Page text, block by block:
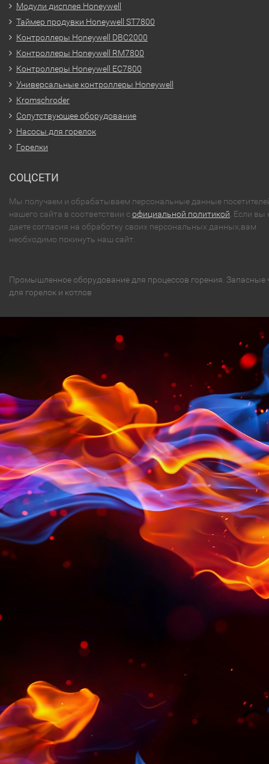
Модули дисплея Honeywell
Таймер продувки Honeywell ST7800
Контроллеры Honeywell DBC2000
Контроллеры Honeywell RM7800
Контроллеры Honeywell EC7800
Универсальные контроллеры Honeywell
Kromschroder
Сопутствующее оборудование
Насосы для горелок
Горелки
СОЦСЕТИ
Мы получаем и обрабатываем персональные данные
нашего сайта в соответствии софициальной политикой . Если вы
даете согласия на обработку своих персональных данных,вам
необходимо покинуть наш сайт.
Промышленное оборудование для процессов горения. Запасные
для горелок и котлов